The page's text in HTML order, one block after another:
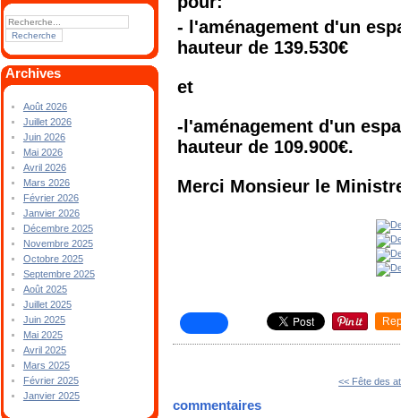
Archives
Août 2026
Juillet 2026
Juin 2026
Mai 2026
Avril 2026
Mars 2026
Février 2026
Janvier 2026
Décembre 2025
Novembre 2025
Octobre 2025
Septembre 2025
Août 2025
Juillet 2025
Juin 2025
Mai 2025
Avril 2025
Mars 2025
Février 2025
Janvier 2025
- l'aménagement d'un
hauteur de 139.530€
et
-l'aménagement d'un
hauteur de 109.900€.
Merci Monsieur le
<< Fête des
commentaires